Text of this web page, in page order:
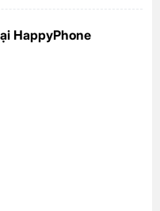
HappyPhone